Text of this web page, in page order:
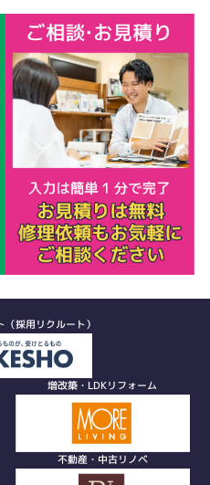
採用リクルート）
増改築・LDKリフォーム
不動産・中古リノベ